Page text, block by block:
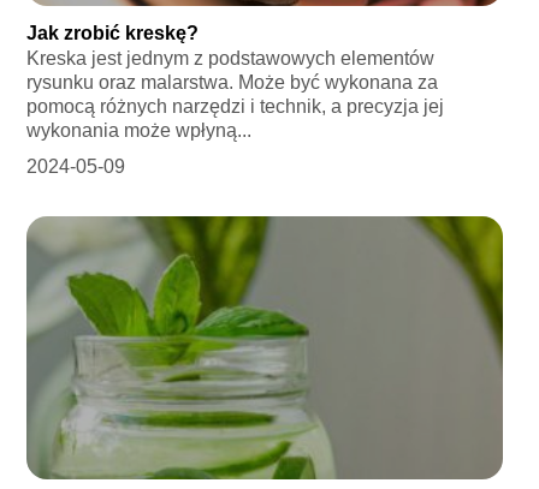
Jak zrobić kreskę?
Kreska jest jednym z podstawowych elementów
rysunku oraz malarstwa. Może być wykonana za
pomocą różnych narzędzi i technik, a precyzja jej
wykonania może wpłyną...
2024-05-09